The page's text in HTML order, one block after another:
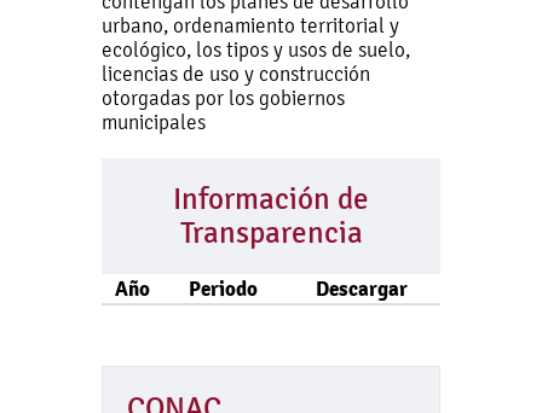
urbano, ordenamiento territorial y
ecológico, los tipos y usos de suelo,
licencias de uso y construcción
otorgadas por los gobiernos
municipales
Información de
Transparencia
Año Periodo Descargar